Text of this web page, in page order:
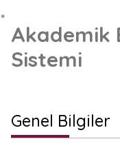
Akademik
Sistemi
Genel Bilgiler